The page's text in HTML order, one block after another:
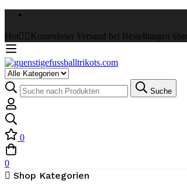
Hot ✌🏼Kostenloser Versand bei Bestellungen
Select
a
Category
Suche
nach:
Suche
0
0
Shop Kategorien